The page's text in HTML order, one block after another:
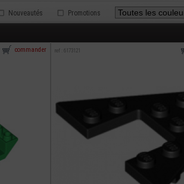
Nouveautés Promotions
commander ref : 6173121